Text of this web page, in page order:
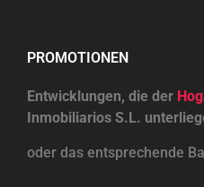
PROMOTIONEN
Entwicklungen, die der
Inmobiliarios S.L.
oder das entsprechende